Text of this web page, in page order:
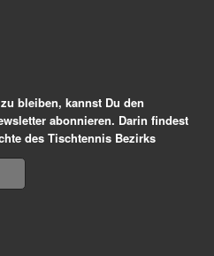
bleiben, kannst Du den
abonnieren. Darin findest
des Tischtennis Bezirks